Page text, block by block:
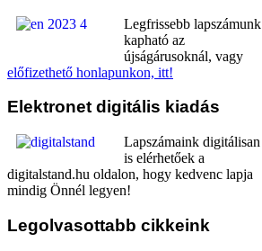
Legfrissebb lapszámunk
kapható az
újságárusoknál, vagy
előfizethető honlapunkon, itt!
Elektronet digitális kiadás
Lapszámaink digitálisan
is elérhetőek a
digitalstand.hu oldalon, hogy kedvenc lapja
mindig Önnél legyen!
Legolvasottabb cikkeink